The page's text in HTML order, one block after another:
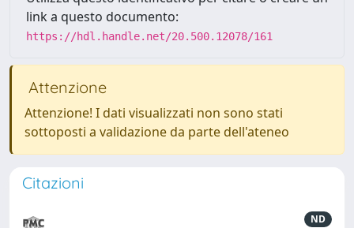
link a questo documento:
https://hdl.handle.net/20.500.12078/161
Attenzione
Attenzione! I dati visualizzati non sono stati
sottoposti a validazione da parte dell'ateneo
Citazioni
ND